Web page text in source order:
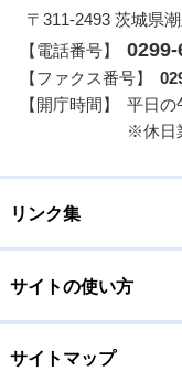
〒311-2493 茨城県
【電話番号】
【ファクス番号】
【開庁時間】
平日の
※休日
リンク集
サイトの使い方
サイトマップ